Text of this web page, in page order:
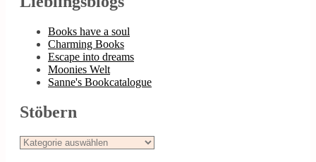
Books have a soul
Charming Books
Escape into dreams
Moonies Welt
Sanne's Bookcatalogue
Stöbern
Stöbern